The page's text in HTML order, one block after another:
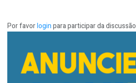
Por favorloginpara participar da discussão